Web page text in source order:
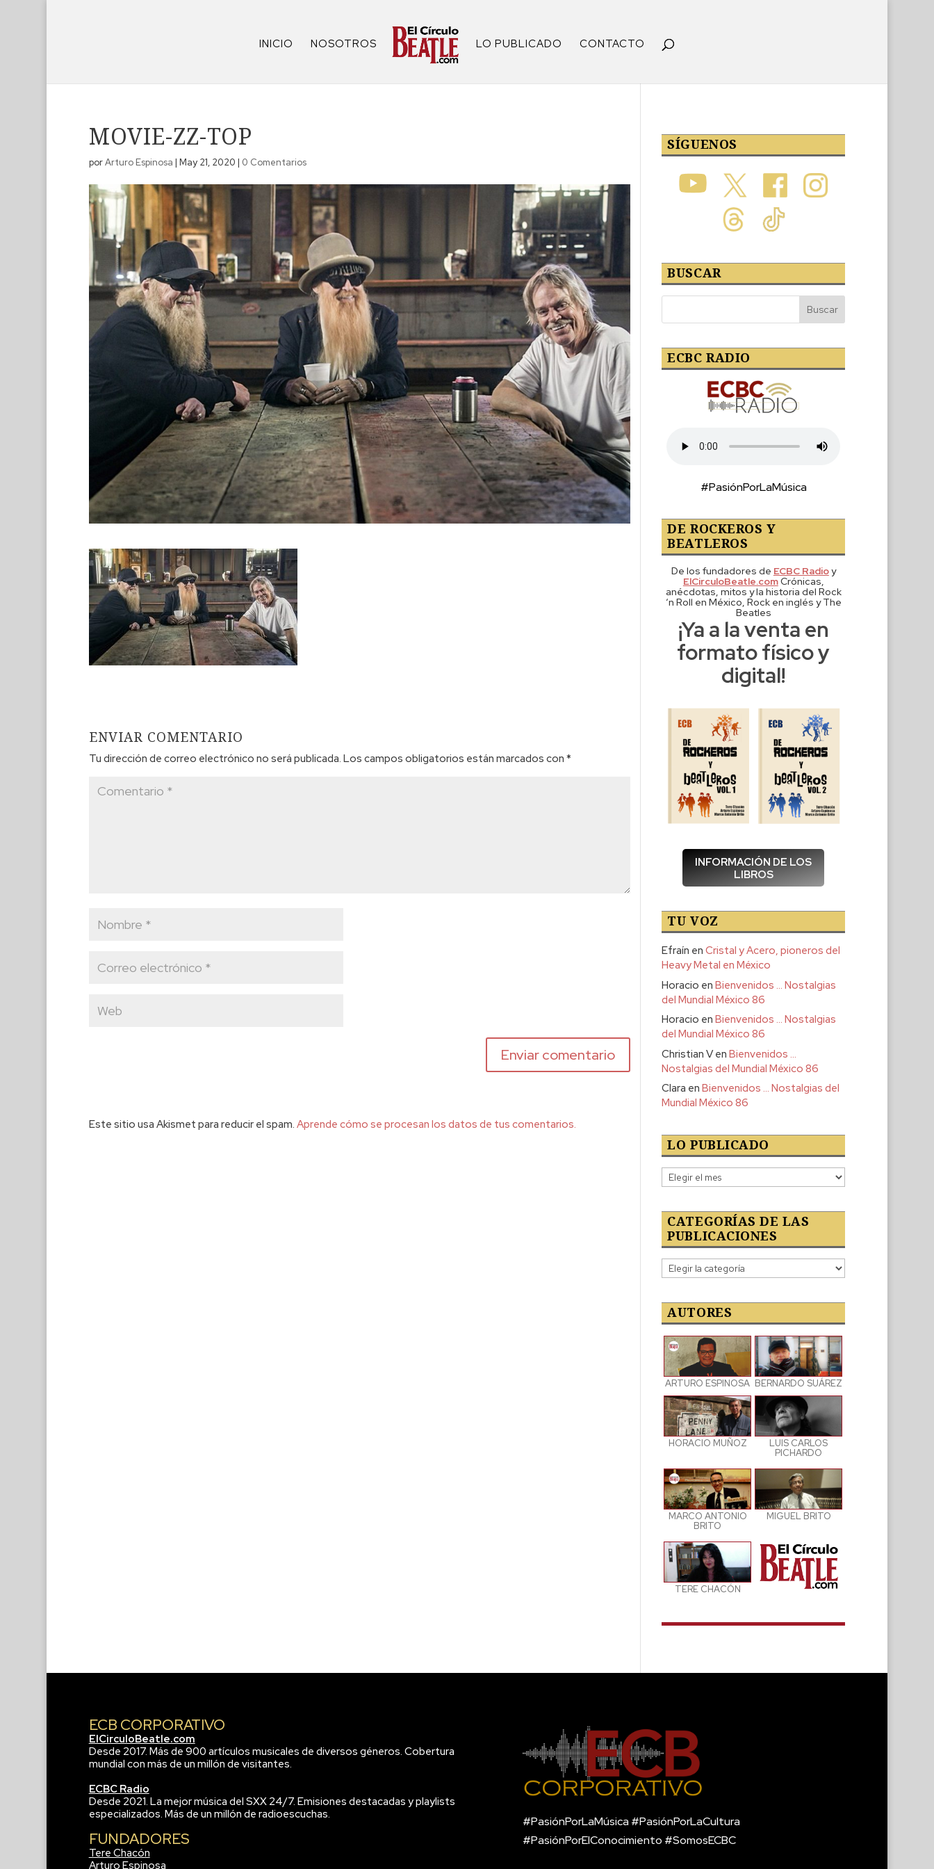
INICIO NOSOTROS LO PUBLICADO CONTACTO
MOVIE-ZZ-TOP
porArturo Espinosa | May 21, 2020 | 0 Comentarios
ENVIAR COMENTARIO
Tu dirección de correo electrónico no será publicada. Los campos obligatorios están marcados con *
Este sitio usa Akismet para reducir el spam. Aprende cómo se procesan los datos de tus comentarios.
SÍGUENOS
BUSCAR
ECBC RADIO
#PasiónPorLaMúsica
DE ROCKEROS Y
BEATLEROS
De los fundadores de ECBC Radioy
ElCirculoBeatle.comCrónicas,
anécdotas, mitos y la historia del Rock
‘n Roll en México, Rock en inglés y The
Beatles
¡Ya a la venta en
formato físico y
digital!
INFORMACIÓN DE LOS
LIBROS
TU VOZ
Efraín enCristal y Acero, pioneros del
Heavy Metal en México
Horacio enBienvenidos … Nostalgias
del Mundial México 86
Horacio enBienvenidos … Nostalgias
del Mundial México 86
Christian VenBienvenidos …
Nostalgias del Mundial México 86
Clara enBienvenidos … Nostalgias del
Mundial México 86
LO PUBLICADO
Lo
publicado
CATEGORÍAS DE LAS
PUBLICACIONES
Categorías
de
publicaciones
AUTORES
ARTURO ESPINOSA BERNARDO SUÁREZ
HORACIO MUÑOZ
LUIS CARLOS
PICHARDO
MARCO ANTONIO
BRITO
MIGUEL BRITO
TERE CHACÓN
ECB CORPORATIVO
ElCirculoBeatle.com
Desde 2017. Más de 900 artículos musicales de diversos géneros. Cobertura
mundial con más de un millón de visitantes.
ECBC Radio
Desde 2021. La mejor música del SXX 24/7. Emisiones destacadas y playlists
especializados. Más de un millón de radioescuchas.
FUNDADORES
Tere Chacón
Arturo Espinosa
#PasiónPorLaMúsica #PasiónPorLaCultura
#PasiónPorElConocimiento #SomosECBC